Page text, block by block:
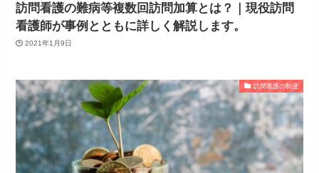
訪問看護の難病等複数回訪問加算とは？｜現役訪問
看護師が事例とともに詳しく解説します。
2021年1月9日
訪問看護の制度